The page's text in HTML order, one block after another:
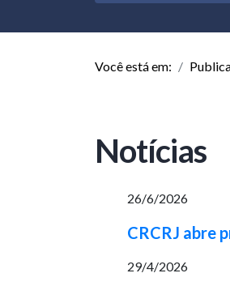
Você está em:
Notícias
26/6/2026
CRCRJ abre
29/4/2026